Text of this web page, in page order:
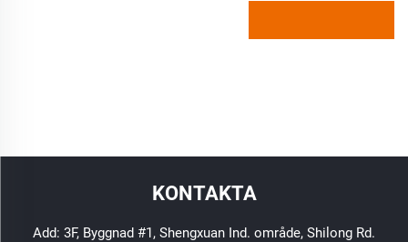
KONTAKTA
Add: 3F, Byggnad #1, Shengxuan Ind. område, Shilong Rd.